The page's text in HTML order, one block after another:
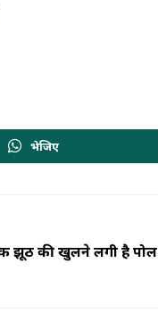
भेजिए
झूठ की खुलने लगी है पोल